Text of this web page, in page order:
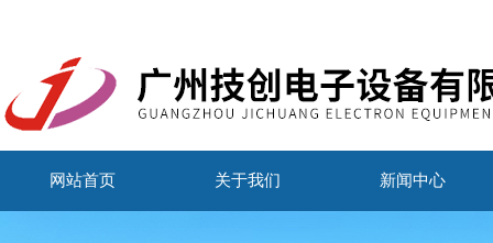
网站首页 关于我们 新闻中心